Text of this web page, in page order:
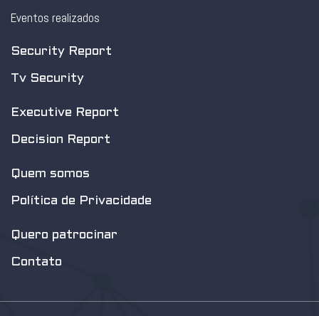
Eventos realizados
Security Report
Tv Security
Executive Report
Decision Report
Quem somos
Política de Privacidade
Quero patrocinar
Contato